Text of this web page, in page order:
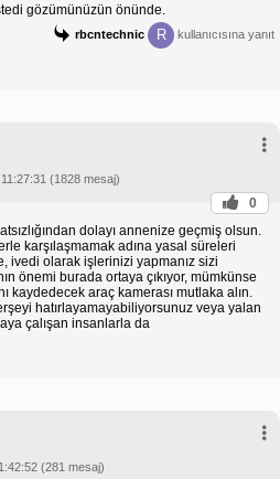
gözümünüzün önünde.
rbcntechnic R kullanıcısına yanıt
(1828 mesaj)
0
dolayı annenize geçmiş olsun.
karşılaşmamak adına yasal süreleri
ivedi olarak işlerinizi yapmanız sizi
önemi burada ortaya çıkıyor, mümkünse
kaydedecek araç kamerası mutlaka alın.
hatırlayamayabiliyorsunuz veya yalan
çalışan insanlarla da
(281 mesaj)